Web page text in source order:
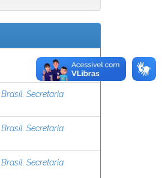
Brasil. Secretaria
Brasil. Secretaria
Brasil. Secretaria